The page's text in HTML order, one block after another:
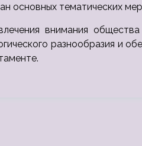
основных тематических
внимания общества
разнообразия и